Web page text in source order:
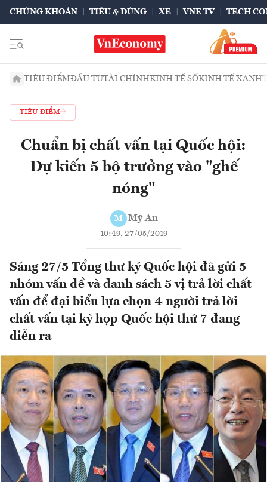
CHỨNG KHOÁN TIÊU & DÙNG XE VNE TV TECH
TIÊU ĐIỂMĐẦU TƯTÀI CHÍNHKINH TẾ SỐKINH TẾ XANH
TIÊU ĐIỂM
Chuẩn bị chất vấn tại Quốc hội:
Dự kiến 5 bộ trưởng vào "ghế
nóng"
M Mỹ An
10:49, 27/05/2019
Sáng 27/5 Tổng thư ký Quốc hội đã gửi 5
nhóm vấn đề và danh sách 5 vị trả lời chất
vấn để đại biểu lựa chọn 4 người trả lời
chất vấn tại kỳ họp Quốc hội thứ 7 đang
diễn ra